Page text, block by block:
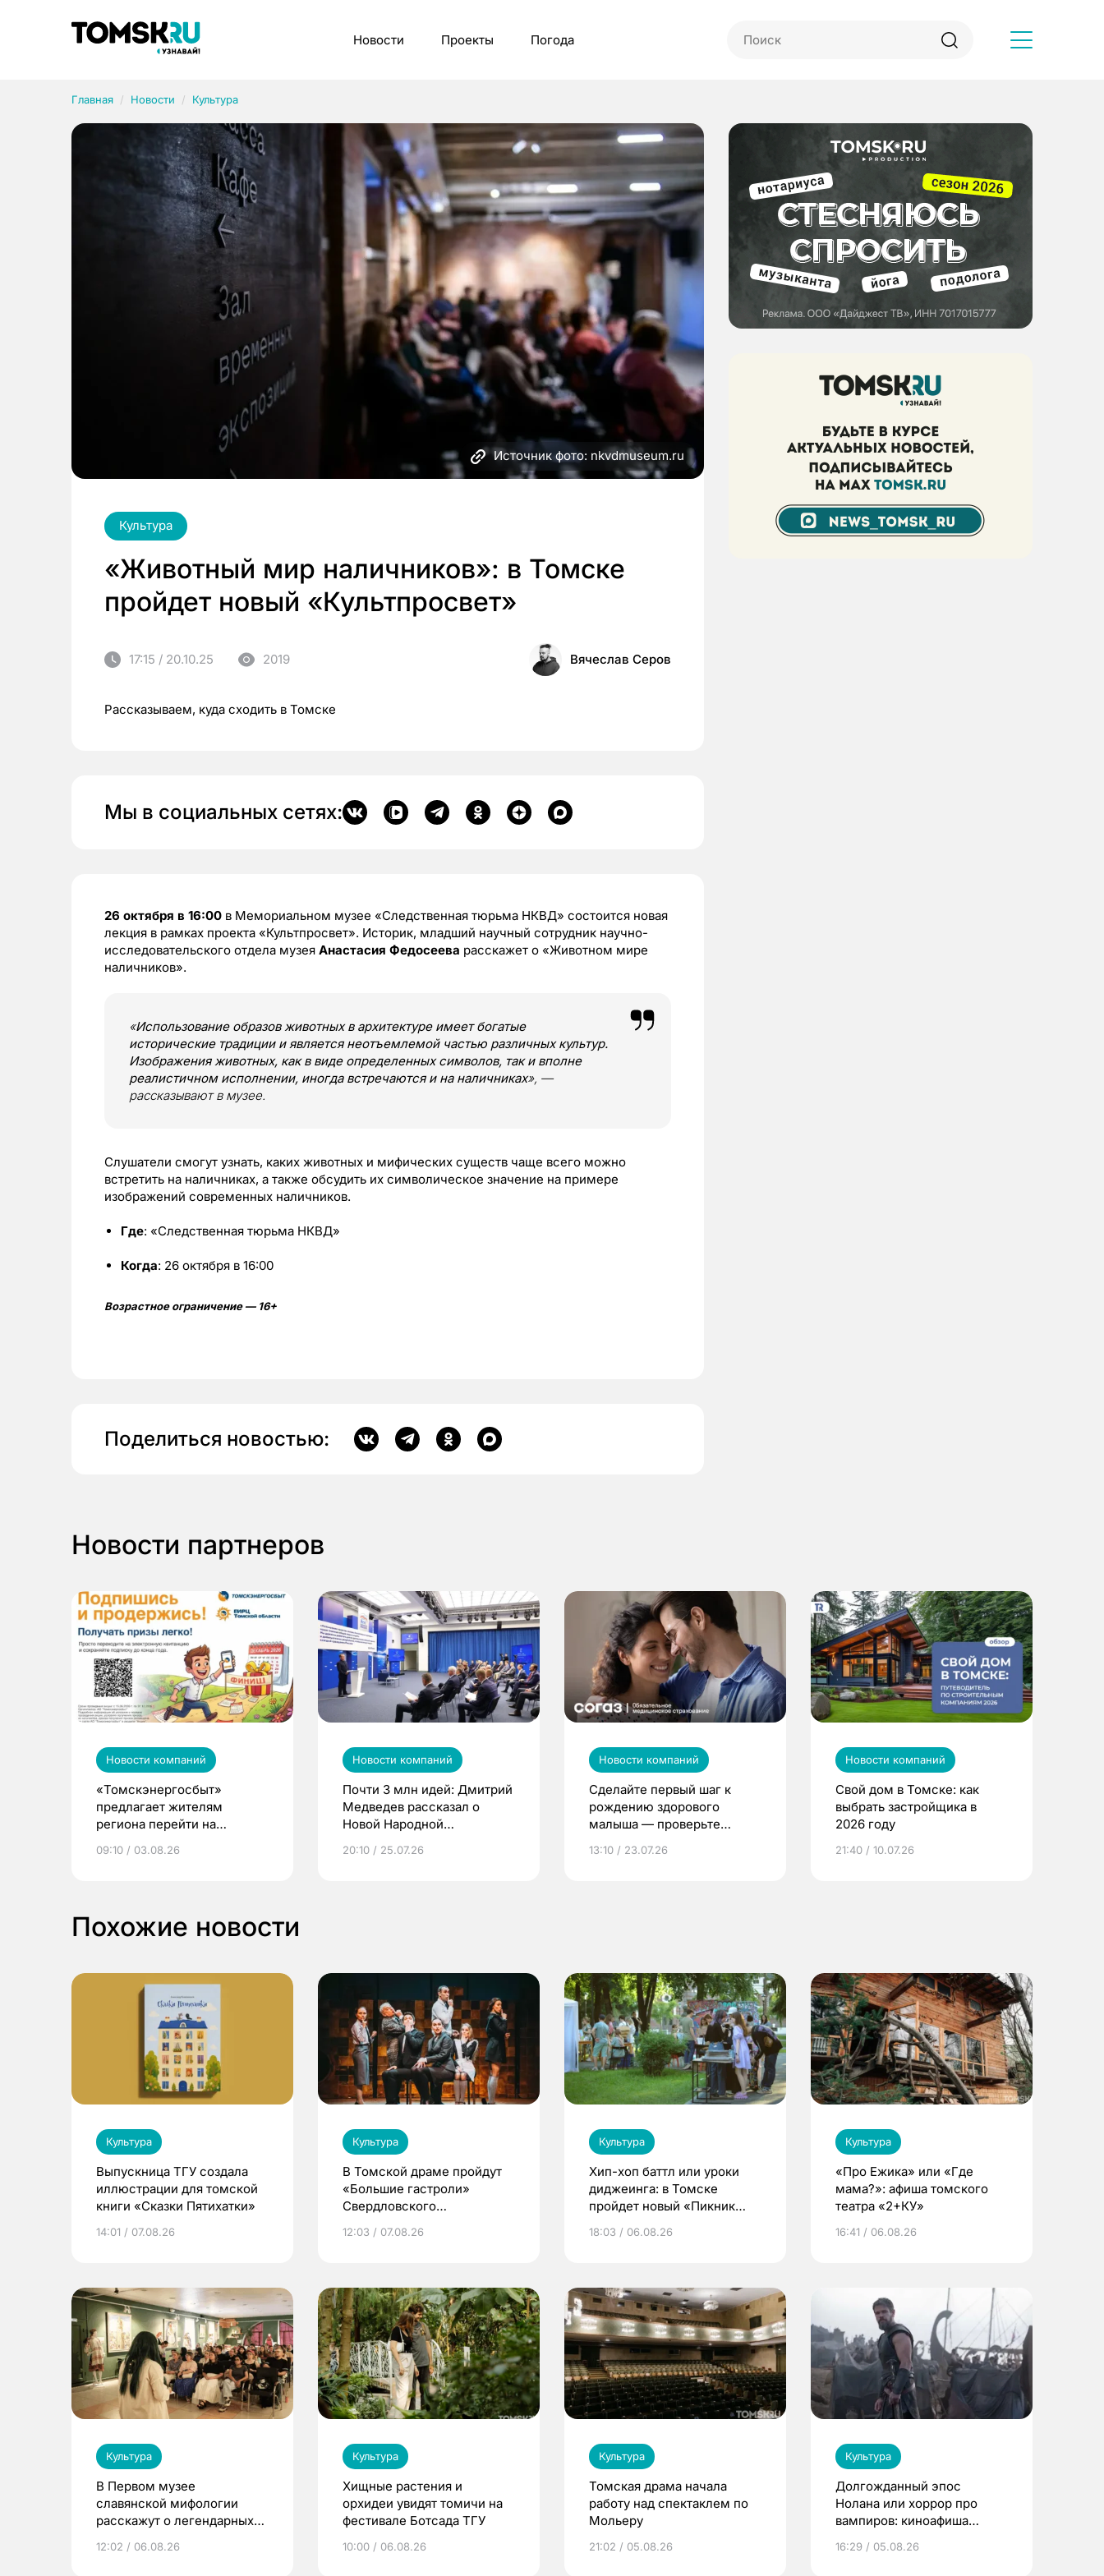
Новости Проекты Погода
Главная Новости Культура
Источник фото: nkvdmuseum.ru
Культура
«Животный мир наличников»: в Томске
пройдет новый «Культпросвет»
17:15 / 20.10.25 2019 Вячеслав Серов
Рассказываем, куда сходить в Томске
Мы в социальных сетях:
26 октября в 16:00 в Мемориальном музее «Следственная тюрьма НКВД» состоится новая
лекция в рамках проекта «Культпросвет». Историк, младший научный сотрудник научно-
исследовательского отдела музея Анастасия Федосеева расскажет о «Животном мире
наличников».
«Использование образов животных в архитектуре имеет богатые
исторические традиции и является неотъемлемой частью различных культур.
Изображения животных, как в виде определенных символов, так и вполне
реалистичном исполнении, иногда встречаются и на наличниках», —
рассказывают в музее.
Слушатели смогут узнать, каких животных и мифических существ чаще всего можно
встретить на наличниках, а также обсудить их символическое значение на примере
изображений современных наличников.
Где: «Следственная тюрьма НКВД»
Когда: 26 октября в 16:00
Возрастное ограничение — 16+
Поделиться новостью:
Новости партнеров
Новости компаний
«Томскэнергосбыт»
предлагает жителям
региона перейти на
выиграть призы
09:10 / 03.08.26
Новости компаний
Почти 3 млн идей: Дмитрий
Медведев рассказал о
Новой Народной
20:10 / 25.07.26
Новости компаний
Сделайте первый шаг к
рождению здорового
малыша — проверьте
по ОМС!
13:10 / 23.07.26
Новости компаний
Свой дом в Томске: как
выбрать застройщика в
2026 году
21:40 / 10.07.26
Похожие новости
Культура
Выпускница ТГУ создала
иллюстрации для томской
книги «Сказки Пятихатки»
14:01 / 07.08.26
Культура
В Томской драме пройдут
«Большие гастроли»
Свердловского
драмы
12:03 / 07.08.26
Культура
Хип-хоп баттл или уроки
диджеинга: в Томске
пройдет новый «Пикник
18:03 / 06.08.26
Культура
«Про Ежика» или «Где
мама?»: афиша томского
театра «2+КУ»
16:41 / 06.08.26
Культура
В Первом музее
славянской мифологии
расскажут о легендарных
12:02 / 06.08.26
Культура
Хищные растения и
орхидеи увидят томичи на
фестивале Ботсада ТГУ
10:00 / 06.08.26
Культура
Томская драма начала
работу над спектаклем по
Мольеру
21:02 / 05.08.26
Культура
Долгожданный эпос
Нолана или хоррор про
вампиров: киноафиша
16:29 / 05.08.26
Рубрики